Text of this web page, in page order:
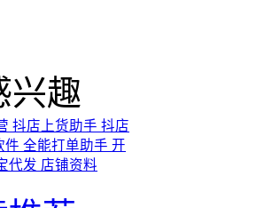
兴趣
抖店上货助手 抖店
件 全能打单助手 开
代发 店铺资料